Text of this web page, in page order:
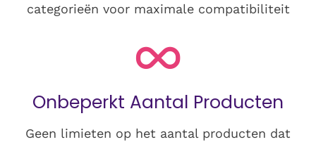
categorieën voor maximale compatibiliteit
Onbeperkt Aantal Producten
Geen limieten op het aantal producten dat